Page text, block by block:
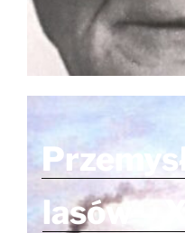
lasów –